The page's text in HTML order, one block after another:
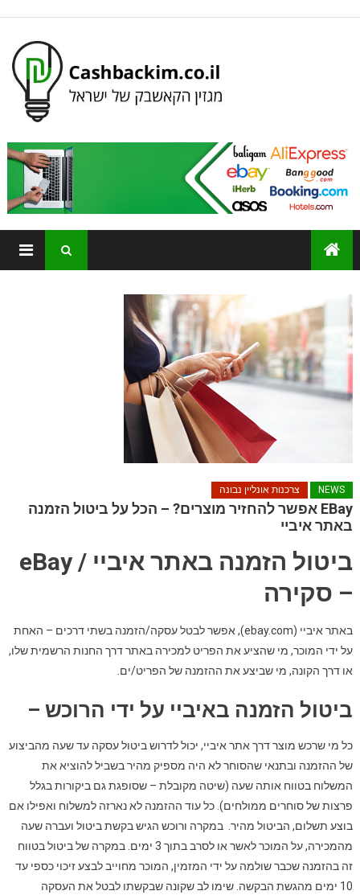
NEWS צרכנות אונליין נבונה
EBay אפשר להחזיר מוצרים? – הכל על ביטול הזמנה
באתר איביי
ביטול הזמנה באתר איביי / eBay
– סקירה
באתר איביי (ebay.com), אפשר לבטל עסקה/הזמנה בשתי דרכים – האחת
על ידי המוכר, מי שהציע את הפריט למכירה באתר דרך החנות הרשמית שלו,
או דרך הקונה, מי שביצע את ההזמנה של הפריט/ים.
ביטול הזמנה באיביי על ידי הרוכש –
כל מי שרכש מוצר דרך אתר איביי, יכול לדרוש ביטול עסקה עד שעה מהביצוע
של ההזמנה ובתנאי שהסוחר לא היה מספיק מהיר בשביל להוציא את
המשלוח בטווח אותה שעה (שיטה מקובלת – שסופגת גם ביקורות בגלל
פרצות של סוחרים ממולחים). כל עוד ההזמנה לא נארזה למשלוח ואפילו אם
בוצע תשלום, הביטול מהיר. במקרה ורוכש הגיש בקשת ביטול ועברה שעה
מהמכירה, על המוכר לאשר או לסרב בתוך 3 ימים. במקרה של ביטול בטווח
זה בהזמנה שכבר שולמה על ידי המזמין, המוכר מחוייב לבצע זיכוי כספי עד
10 ימים מהגשת הבקשה. שימו לב שקונה שבקשתו לבטל את העסקה